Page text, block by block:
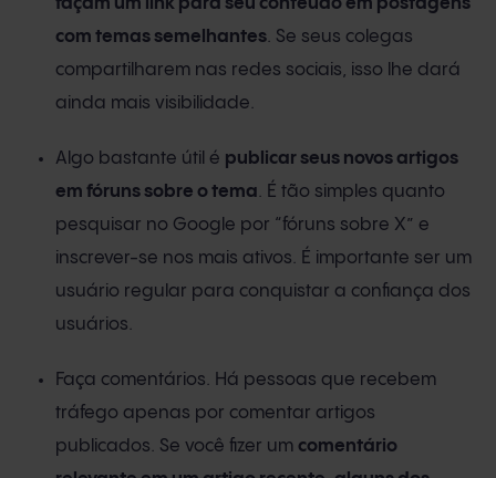
façam um link para seu conteúdo em postagens
com temas semelhantes. Se seus colegas
compartilharem nas redes sociais, isso lhe dará
ainda mais visibilidade.
Algo bastante útil é publicar seus novos artigos
em fóruns sobre o tema. É tão simples quanto
pesquisar no Google por “fóruns sobre X” e
inscrever-se nos mais ativos. É importante ser um
usuário regular para conquistar a confiança dos
usuários.
Faça comentários. Há pessoas que recebem
tráfego apenas por comentar artigos
publicados. Se você fizer um comentário